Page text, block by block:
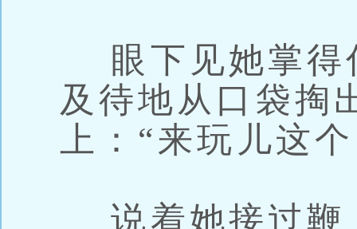
眼下见她掌得
及待地从口袋掏
上：“来玩儿这
说着她接过鞭